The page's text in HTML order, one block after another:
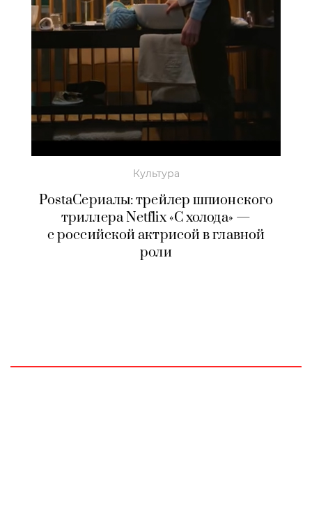
Культура
PostaСериалы: трейлер шпионского
триллера Netflix «С холода» —
с российской актрисой в главной
роли